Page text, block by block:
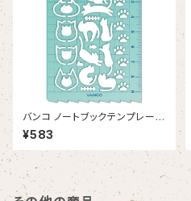
バンコ ノートブックテンプレー
ト アニマル
¥583